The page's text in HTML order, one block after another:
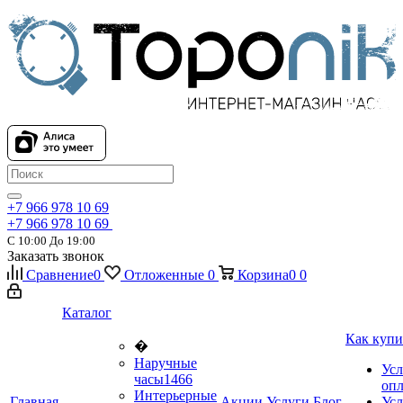
+7 966 978 10 69
+7 966 978 10 69
С 10:00 До 19:00
Заказать звонок
Сравнение0 Отложенные 0 Корзина0 0
Каталог
�
Наручные
часы1466
Интерьерные
Как